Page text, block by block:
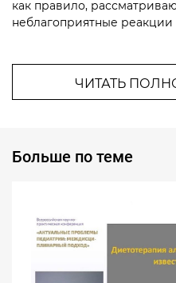
как правило,
неблагоприятные
ЧИТАТЬ
Больше по теме